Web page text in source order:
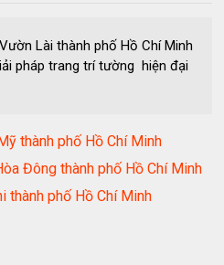
Lài thành phố Hồ Chí Minh
pháp trang trí tường hiện đại
thành phố Hồ Chí Minh
Đông thành phố Hồ Chí Minh
thành phố Hồ Chí Minh